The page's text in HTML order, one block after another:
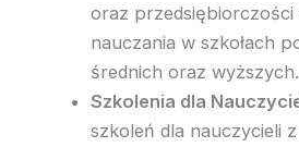
oraz
nauczania w szkołach
średnich oraz wyższych.
Szkolenia dla
szkoleń dla nauczycieli